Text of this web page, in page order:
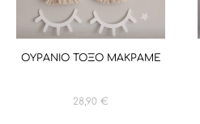
ΟΥΡΑΝΙΟ ΤΟΞΟ ΜΑΚΡΑΜΕ
28,90 €